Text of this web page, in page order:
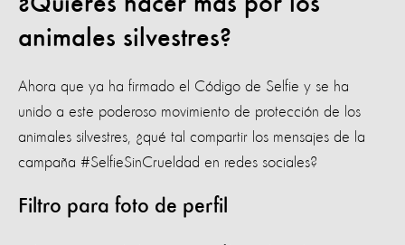
animales silvestres?
Ahora que ya ha firmado el Código de Selfie y se ha
unido a este poderoso movimiento de protección de los
animales silvestres, ¿qué tal compartir los mensajes de la
campaña #SelfieSinCrueldad en redes sociales?
Filtro para foto de perfil